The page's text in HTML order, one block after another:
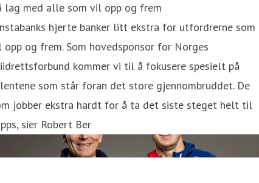
lag med alle som vil opp og frem
hjerte banker litt ekstra for utfordrerne som
opp og frem. Som hovedsponsor for Norges
kommer vi til å fokusere spesielt på
som står foran det store gjennombruddet. De
jobber ekstra hardt for å ta det siste steget helt til
sier Robert Ber